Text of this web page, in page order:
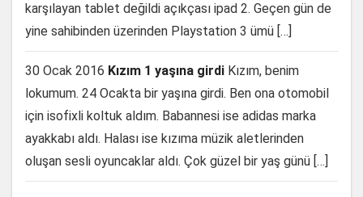
karşılayan tablet değildi açıkçası ipad 2. Geçen gün de
yine sahibinden üzerinden Playstation 3 ümü […]
30 Ocak 2016 Kızım 1 yaşına girdi Kızım, benim
lokumum. 24 Ocakta bir yaşına girdi. Ben ona otomobil
için isofixli koltuk aldım. Babannesi ise adidas marka
ayakkabı aldı. Halası ise kızıma müzik aletlerinden
oluşan sesli oyuncaklar aldı. Çok güzel bir yaş günü […]